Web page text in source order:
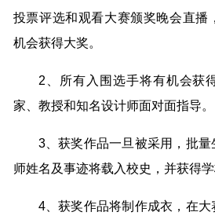
投票评选和观看大赛颁奖晚会直播
机会获得大奖。
2、所有入围选手将有机会获
家、教授和知名设计师面对面指导。
3、获奖作品一旦被采用，批
师姓名及事迹将载入校史，并获得学
4、获奖作品将制作成衣，在